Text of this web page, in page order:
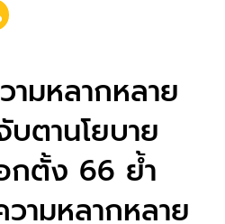
ามหลากหลาย
ตานโยบาย
กตั้ง 66 ย้ำ
ามหลากหลาย